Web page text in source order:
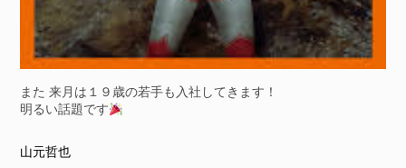
また 来月は１９歳の若手も入社してきます！
明るい話題です
山元哲也